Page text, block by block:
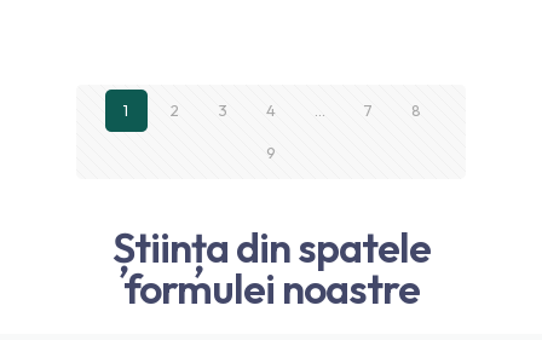
1 2 3 4 7 8
9
Știința din spatele
formulei noastre